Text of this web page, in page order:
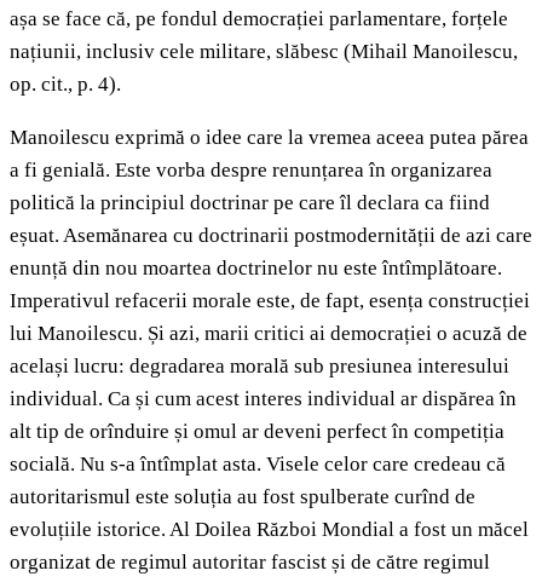
așa se face că, pe fondul democrației parlamentare, forțele
națiunii, inclusiv cele militare, slăbesc (Mihail Manoilescu,
op. cit., p. 4).
Manoilescu exprimă o idee care la vremea aceea putea părea
a fi genială. Este vorba despre renunțarea în organizarea
politică la principiul doctrinar pe care îl declara ca fiind
eșuat. Asemănarea cu doctrinarii postmodernității de azi care
enunță din nou moartea doctrinelor nu este întîmplătoare.
Imperativul refacerii morale este, de fapt, esența construcției
lui Manoilescu. Și azi, marii critici ai democrației o acuză de
același lucru: degradarea morală sub presiunea interesului
individual. Ca și cum acest interes individual ar dispărea în
alt tip de orînduire și omul ar deveni perfect în competiția
socială. Nu s-a întîmplat asta. Visele celor care credeau că
autoritarismul este soluția au fost spulberate curînd de
evoluțiile istorice. Al Doilea Război Mondial a fost un măcel
organizat de regimul autoritar fascist și de către regimul